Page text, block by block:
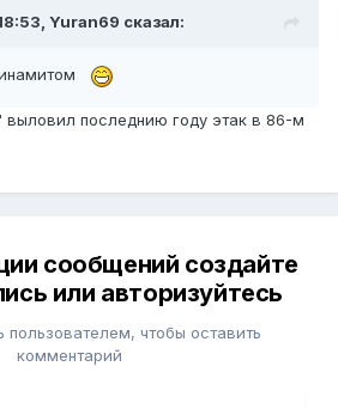
Yuran69 сказал:
последнию году этак в 86-м
сообщений создайте
или авторизуйтесь
чтобы оставить
комментарий